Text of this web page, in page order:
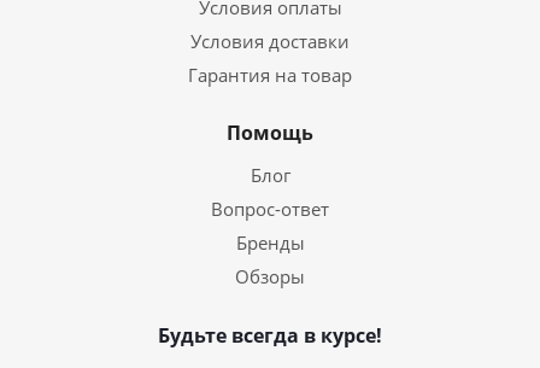
Условия оплаты
Условия доставки
Гарантия на товар
Помощь
Блог
Вопрос-ответ
Бренды
Обзоры
Будьте всегда в курсе!